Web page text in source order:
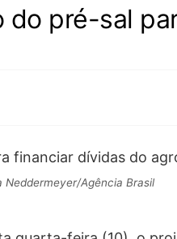
do pré-sal
Neddermeyer/Agência Brasil